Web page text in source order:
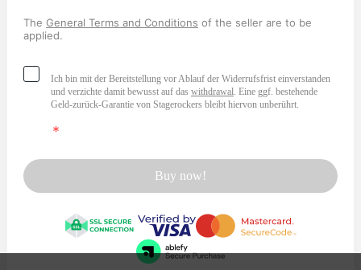
The General Terms and Conditions of the seller are to be
applied.
Ich bin mit der Bereitstellung vor Ablauf der Widerrufsfrist einverstanden
und verzichte damit bewusst auf das withdrawal . Eine ggf. bestehende
Geld-zurück-Garantie von Stagerockers bleibt hiervon unberührt.
Buy now!